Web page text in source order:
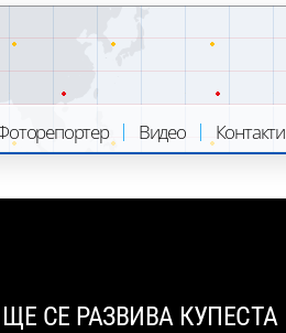
Видео Контакти
СЕ РАЗВИВА КУПЕСТА